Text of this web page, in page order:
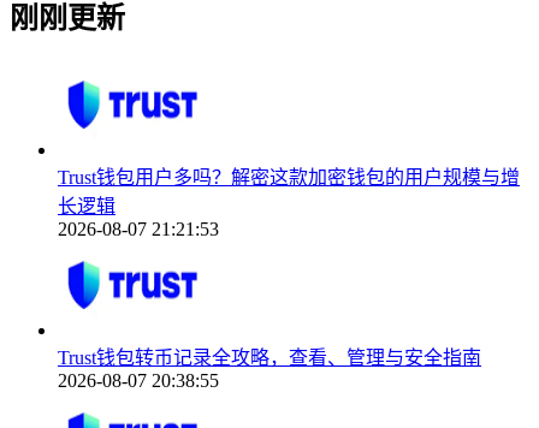
刚刚更新
Trust钱包用户多吗？解密这款加密钱包的用户规模与增
长逻辑
2026-08-07 21:21:53
Trust钱包转币记录全攻略，查看、管理与安全指南
2026-08-07 20:38:55